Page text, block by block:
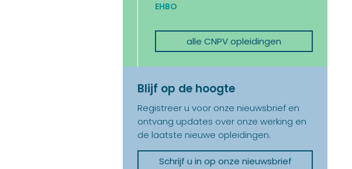
EHBO
alle CNPV opleidingen
Blijf op de hoogte
Registreer u voor onze nieuwsbrief en
ontvang updates over onze werking en
de laatste nieuwe opleidingen.
Schrijf u in op onze nieuwsbrief